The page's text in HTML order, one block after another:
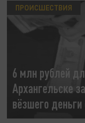
6 млн рублей
Архангельске
вёзшего
ПРОИСШЕСТВИЯ